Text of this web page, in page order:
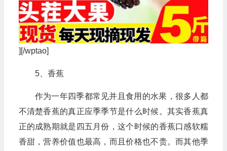
][/wptao]
5、香蕉
作为一年四季都常见并且食用的水果，很多人都
不清楚香蕉的真正应季季节是什么时候。其实香蕉真
正的成熟期就是四五月份，这个时候的香蕉口感软糯
香甜，营养价值也最高，而且价格也不贵。而其他季